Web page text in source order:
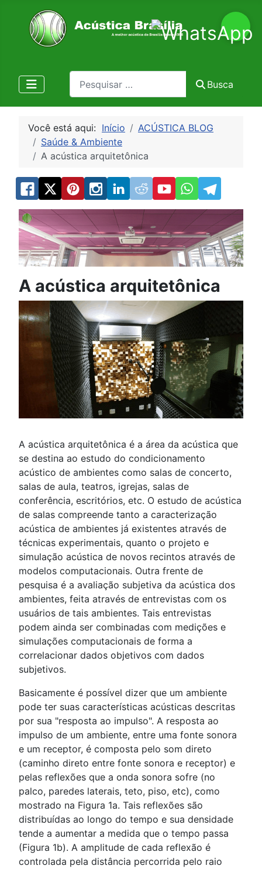
Pesquisa
Busca
Você está aqui: Início
ACÚSTICA BLOG
Saúde & Ambiente
A acústica arquitetônica
A acústica arquitetônica
A acústica arquitetônica é a área da acústica que
se destina ao estudo do condicionamento
acústico de ambientes como salas de concerto,
salas de aula, teatros, igrejas, salas de
conferência, escritórios, etc. O estudo de acústica
de salas compreende tanto a caracterização
acústica de ambientes já existentes através de
técnicas experimentais, quanto o projeto e
simulação acústica de novos recintos através de
modelos computacionais. Outra frente de
pesquisa é a avaliação subjetiva da acústica dos
ambientes, feita através de entrevistas com os
usuários de tais ambientes. Tais entrevistas
podem ainda ser combinadas com medições e
simulações computacionais de forma a
correlacionar dados objetivos com dados
subjetivos.
Basicamente é possível dizer que um ambiente
pode ter suas características acústicas descritas
por sua "resposta ao impulso". A resposta ao
impulso de um ambiente, entre uma fonte sonora
e um receptor, é composta pelo som direto
(caminho direto entre fonte sonora e receptor) e
pelas reflexões que a onda sonora sofre (no
palco, paredes laterais, teto, piso, etc), como
mostrado na Figura 1a. Tais reflexões são
distribuídas ao longo do tempo e sua densidade
tende a aumentar a medida que o tempo passa
(Figura 1b). A amplitude de cada reflexão é
controlada pela distância percorrida pelo raio